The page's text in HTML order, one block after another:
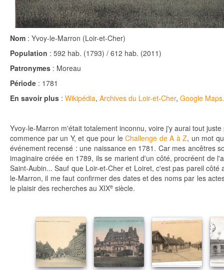
Nom : Yvoy-le-Marron (Loir-et-Cher)
Population : 592 hab. (1793) / 612 hab. (2011)
Patronymes : Moreau
Période : 1781
En savoir plus : Wikipédia, Archives du Loir-et-Cher, Google
Yvoy-le-Marron m'était totalement inconnu, voire j'y aurai tout
commence par un Y, et que pour leChallenge de A à Z, un mot
événement recensé : une naissance en 1781. Car mes ancêtres
imaginaire créée en 1789, ils se marient d'un côté, procréent de
Saint-Aubin... Sauf que Loir-et-Cher et Loiret, c'est pas pareil
le-Marron, il me faut confirmer des dates et des noms par les
le plaisir des recherches au XIXe siècle.